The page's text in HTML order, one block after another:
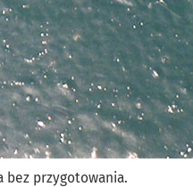
bez przygotowania.